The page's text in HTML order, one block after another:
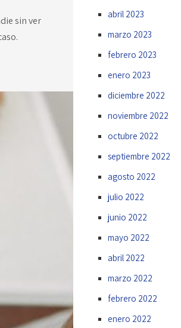
sin ver
abril 2023
marzo 2023
febrero 2023
enero 2023
diciembre 2022
noviembre 2022
octubre 2022
septiembre 2022
agosto 2022
julio 2022
junio 2022
mayo 2022
abril 2022
marzo 2022
febrero 2022
enero 2022